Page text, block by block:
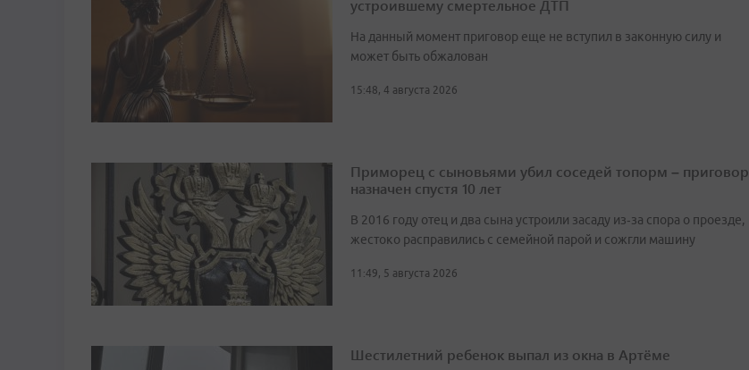
устроившему смертельное ДТП
На данный момент приговор еще не вступил в законную силу и
может быть обжалован
15:48, 4 августа 2026
Приморец с сыновьями убил соседей топорм – приговор
назначен спустя 10 лет
В 2016 году отец и два сына устроили засаду из‑за спора о проезде,
жестоко расправились с семейной парой и сожгли машину
11:49, 5 августа 2026
Шестилетний ребенок выпал из окна в Артёме